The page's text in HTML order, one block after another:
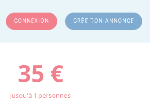
CONNEXION CRÉE TON ANNONCE
35 €
jusqu'à 1 personnes